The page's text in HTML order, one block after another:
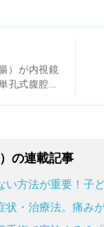
）が内視鏡
孔式腹腔鏡
の連載記事
い方法が重要！子
状・治療法。痛み